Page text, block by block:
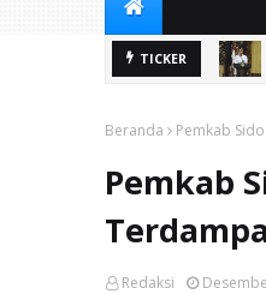
TICKER
Beranda Pemkab
Pemkab
Redaksi